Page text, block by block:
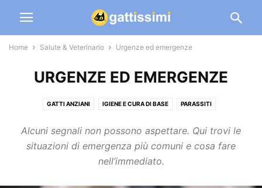
Home Salute & Veterinario Urgenze ed emergenze
URGENZE ED EMERGENZE
GATTI ANZIANI IGIENE E CURA DI BASE PARASSITI
URGENZE ED EMERGENZE
Alcuni segnali non possono aspettare. Qui trovi le
situazioni di emergenza più comuni e cosa fare
nell’immediato.